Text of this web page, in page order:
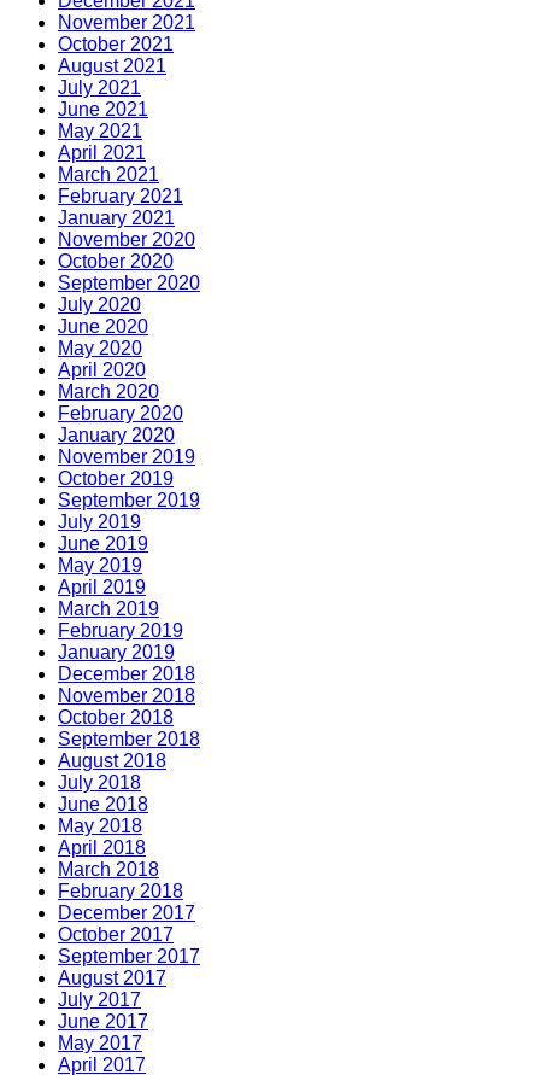
November 2021
October 2021
August 2021
July 2021
June 2021
May 2021
April 2021
March 2021
February 2021
January 2021
November 2020
October 2020
September 2020
July 2020
June 2020
May 2020
April 2020
March 2020
February 2020
January 2020
November 2019
October 2019
September 2019
July 2019
June 2019
May 2019
April 2019
March 2019
February 2019
January 2019
December 2018
November 2018
October 2018
September 2018
August 2018
July 2018
June 2018
May 2018
April 2018
March 2018
February 2018
December 2017
October 2017
September 2017
August 2017
July 2017
June 2017
May 2017
April 2017